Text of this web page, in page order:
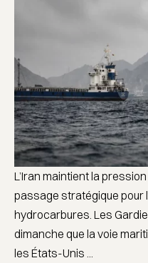
L’Iran maintient la
passage stratégique pour
hydrocarbures. Les
dimanche que la voie
les États-Unis ...